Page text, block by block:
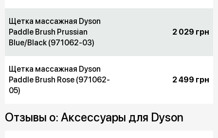
Щетка массажная Dyson
Paddle Brush Prussian
Blue/Black (971062-03)
2 029 грн
Щетка массажная Dyson
Paddle Brush Rose (971062-
05)
2 499 грн
Отзывы о: Аксессуары для Dyson